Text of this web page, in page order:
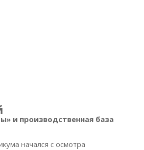
и производственная база
начался с осмотра